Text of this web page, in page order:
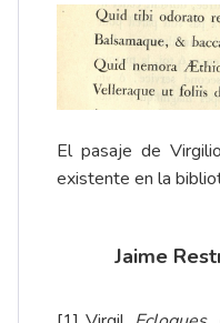
El pasaje de
existente en la
Jaime